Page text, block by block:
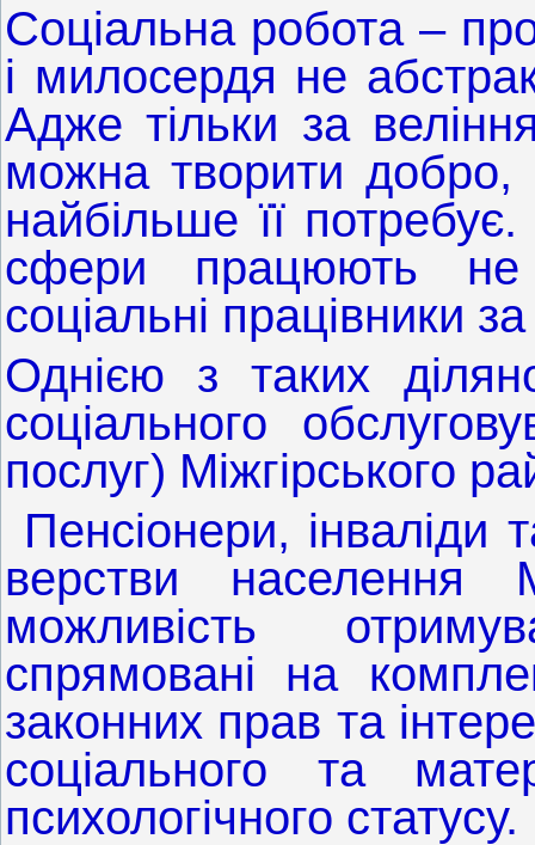
Соціальна робота –
і милосердя не
Адже тільки за
можна творити
найбільше її
сфери працюють не
соціальні працівники
Однією з таких
соціального
послуг) Міжгірського
Пенсіонери, інваліди
верстви населення
можливість
спрямовані на
законних прав та
соціального та
психологічного статусу.